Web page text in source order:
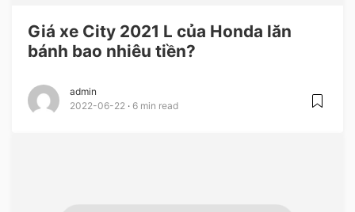
Giá xe City 2021 L của Honda lăn
bánh bao nhiêu tiền?
admin
2022-06-22
6 min read